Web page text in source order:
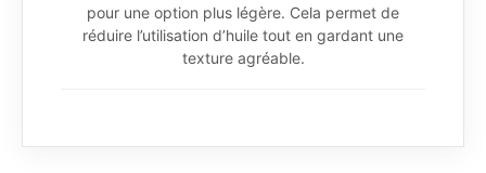
pour une option plus légère. Cela permet de
réduire l’utilisation d’huile tout en gardant une
texture agréable.